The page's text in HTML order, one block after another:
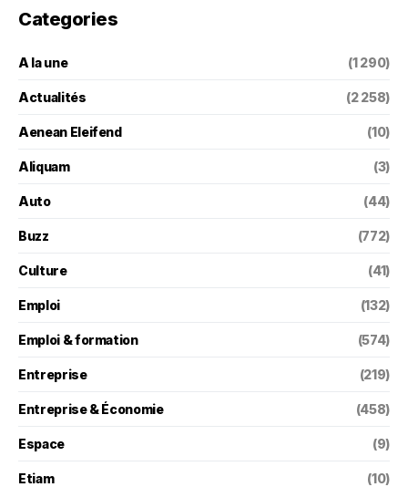
Categories
A la une (1 290)
Actualités (2 258)
Aenean Eleifend (10)
Aliquam (3)
Auto (44)
Buzz (772)
Culture (41)
Emploi (132)
Emploi & formation (574)
Entreprise (219)
Entreprise & Économie (458)
Espace (9)
Etiam (10)